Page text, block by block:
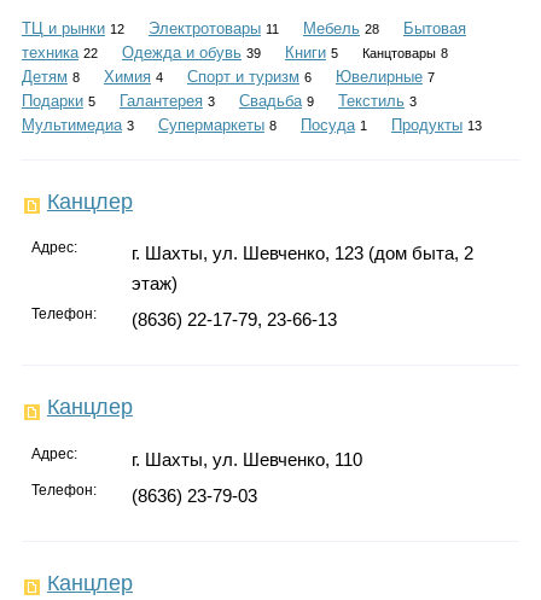
Инфо
Фотогалерея
ТЦ и рынки 12 Электротовары 11 Мебель 28
Бытовая
техника 22 Одежда и обувь 39 Книги 5 Канцтовары 8
Детям 8 Химия 4 Спорт и туризм 6 Ювелирные 7
Подарки 5 Галантерея 3 Свадьба 9 Текстиль 3
Мультимедиа 3 Супермаркеты 8 Посуда 1 Продукты 13
Канцлер
Адрес:
г. Шахты, ул. Шевченко, 123 (дом быта, 2
этаж)
Телефон: (8636) 22-17-79, 23-66-13
Канцлер
Адрес: г. Шахты, ул. Шевченко, 110
Телефон: (8636) 23-79-03
Канцлер